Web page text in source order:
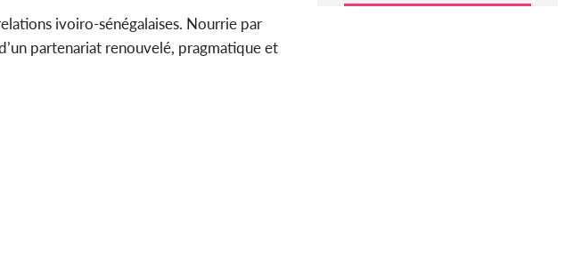
ivoiro-sénégalaises. Nourrie par
partenariat renouvelé, pragmatique et